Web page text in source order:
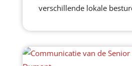
verschillende lokale